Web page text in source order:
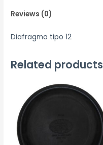
Reviews (0)
Diafragma tipo 12
Related products